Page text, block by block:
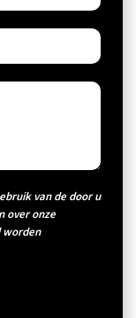
van de door u
over onze
worden